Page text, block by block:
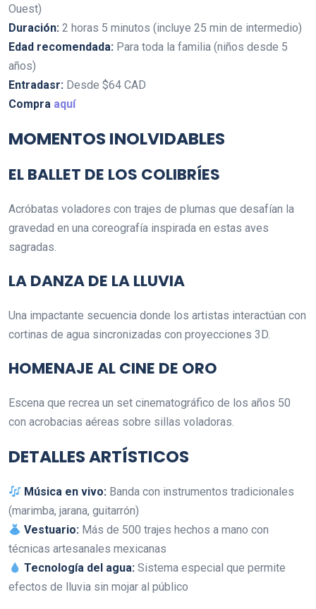
Ouest)
Duración: 2 horas 5 minutos (incluye 25 min de intermedio)
Edad recomendada: Para toda la familia (niños desde 5
años)
Entradasr: Desde $64 CAD
Compra aquí
MOMENTOS INOLVIDABLES
EL BALLET DE LOS COLIBRÍES
Acróbatas voladores con trajes de plumas que desafían la
gravedad en una coreografía inspirada en estas aves
sagradas.
LA DANZA DE LA LLUVIA
Una impactante secuencia donde los artistas interactúan con
cortinas de agua sincronizadas con proyecciones 3D.
HOMENAJE AL CINE DE ORO
Escena que recrea un set cinematográfico de los años 50
con acrobacias aéreas sobre sillas voladoras.
DETALLES ARTÍSTICOS
Música en vivo: Banda con instrumentos tradicionales
(marimba, jarana, guitarrón)
Vestuario: Más de 500 trajes hechos a mano con
técnicas artesanales mexicanas
Tecnología del agua: Sistema especial que permite
efectos de lluvia sin mojar al público